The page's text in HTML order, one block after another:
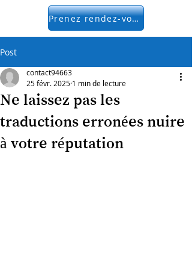
Prenez rendez-vous
Post
Ne laissez pas les
traductions erronées nuire
à votre réputation
contact94663
25 févr. 2025 1 min de lecture